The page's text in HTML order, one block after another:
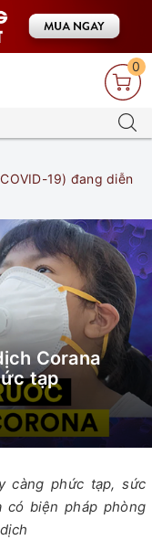
0
19) đang diễn
Corana
tạp
càng phức tạp, sức
biện pháp phòng